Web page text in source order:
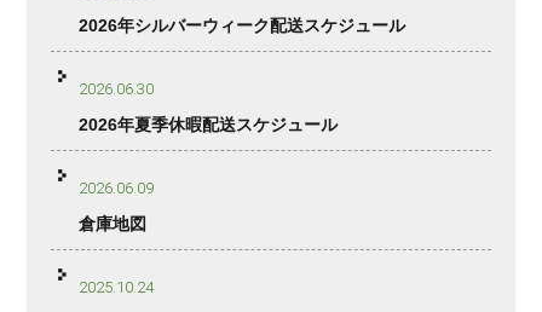
2026年シルバーウィーク配送スケジュール
2026.06.30
2026年夏季休暇配送スケジュール
2026.06.09
倉庫地図
2025.10.24